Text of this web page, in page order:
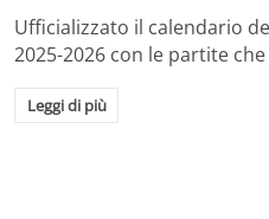
Ufficializzato il calendario
2025-2026 con le partite
Leggi di più